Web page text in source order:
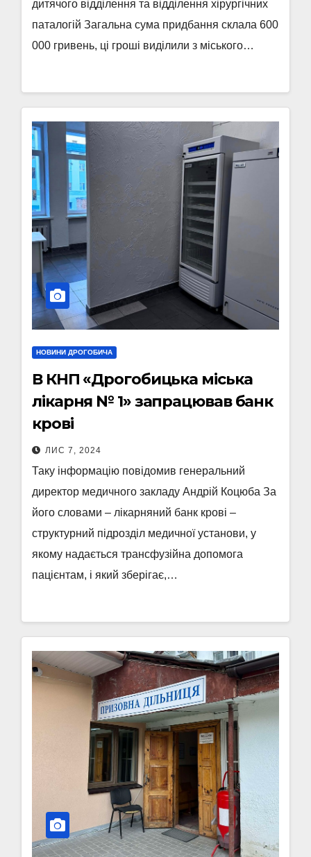
дитячого відділення та відділення хірургічних
паталогій Загальна сума придбання склала 600
000 гривень, ці гроші виділили з міського…
НОВИНИ ДРОГОБИЧА
В КНП «Дрогобицька міська
лікарня № 1» запрацював банк
крові
ЛИС 7, 2024
Таку інформацію повідомив генеральний
директор медичного закладу Андрій Коцюба За
його словами – лікарняний банк крові –
структурний підрозділ медичної установи, у
якому надається трансфузійна допомога
пацієнтам, і який зберігає,…